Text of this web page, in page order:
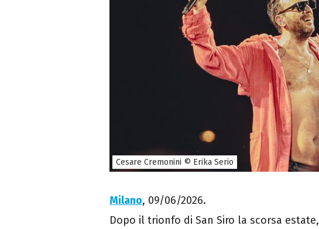
Cesare Cremonini © Erika Serio
Milano, 09/06/2026.
Dopo il trionfo di San Siro la scorsa estate,